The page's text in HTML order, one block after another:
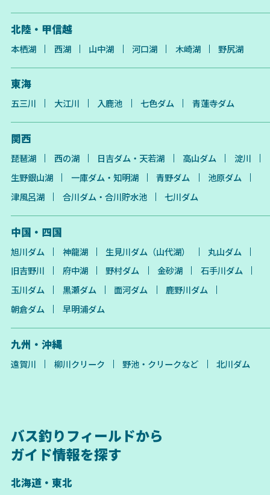
北陸・甲信越
本栖湖 西湖 山中湖 河口湖 木崎湖 野尻湖
東海
五三川 大江川 入鹿池 七色ダム 青蓮寺ダム
関西
琵琶湖 西の湖 日吉ダム・天若湖 高山ダム
淀川
生野銀山湖
一庫ダム・知明湖 青野ダム
池原ダム
津風呂湖
合川ダム・合川貯水池 七川ダム
中国・四国
旭川ダム 神龍湖 生見川ダム（山代湖）
丸山ダム
旧吉野川
府中湖 野村ダム 金砂湖
石手川ダム
玉川ダム
黒瀬ダム 面河ダム
鹿野川ダム
朝倉ダム
早明浦ダム
九州・沖縄
遠賀川 柳川クリーク 野池・クリークなど 北川ダム
バス釣りフィールドから
ガイド情報を探す
北海道・東北